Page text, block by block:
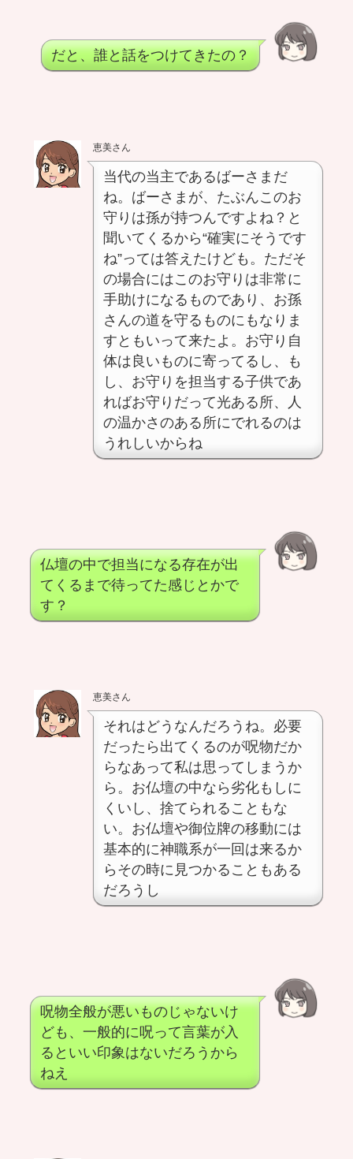
だと、誰と話をつけてきたの？
恵美さん
当代の当主であるばーさまだ
ね。ばーさまが、たぶんこのお
守りは孫が持つんですよね？と
聞いてくるから“確実にそうです
ね”っては答えたけども。ただそ
の場合にはこのお守りは非常に
手助けになるものであり、お孫
さんの道を守るものにもなりま
すともいって来たよ。お守り自
体は良いものに寄ってるし、も
し、お守りを担当する子供であ
ればお守りだって光ある所、人
の温かさのある所にでれるのは
うれしいからね
仏壇の中で担当になる存在が出
てくるまで待ってた感じとかで
す？
恵美さん
それはどうなんだろうね。必要
だったら出てくるのが呪物だか
らなあって私は思ってしまうか
ら。お仏壇の中なら劣化もしに
くいし、捨てられることもな
い。お仏壇や御位牌の移動には
基本的に神職系が一回は来るか
らその時に見つかることもある
だろうし
呪物全般が悪いものじゃないけ
ども、一般的に呪って言葉が入
るといい印象はないだろうから
ねえ